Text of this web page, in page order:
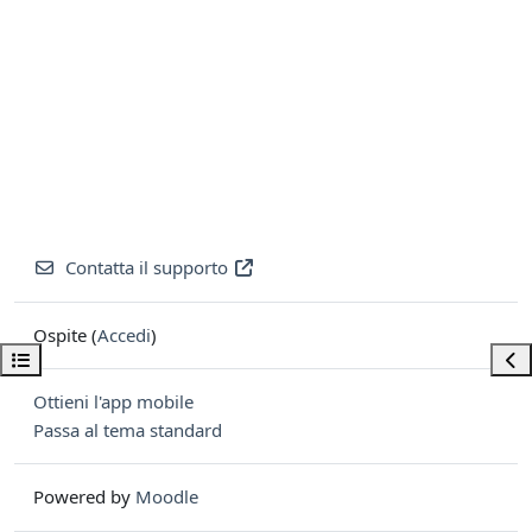
Apri indice del corso
Contatta il supporto
Ospite (Accedi)
Ottieni l'app mobile
Passa al tema standard
Powered by Moodle